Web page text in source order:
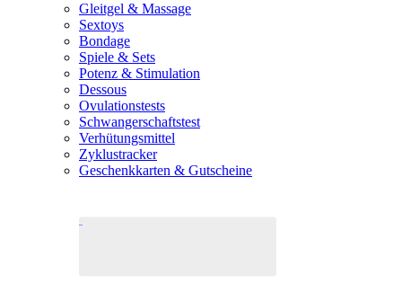
Gleitgel & Massage
Sextoys
Bondage
Spiele & Sets
Potenz & Stimulation
Dessous
Ovulationstests
Schwangerschaftstest
Verhütungsmittel
Zyklustracker
Geschenkkarten & Gutscheine